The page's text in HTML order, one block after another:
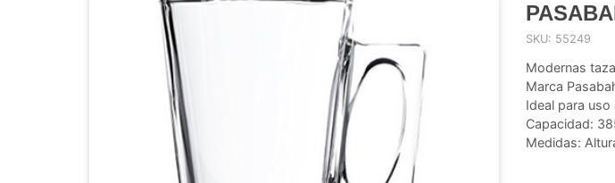
SKU: 55249
Modernas
Marca
Ideal para
Capacidad:
Medidas: